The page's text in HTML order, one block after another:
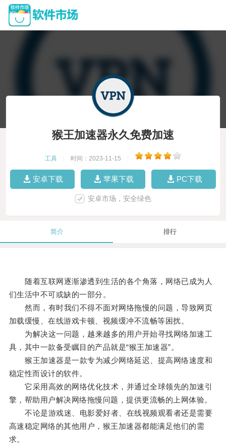
猴王加速器永久免费加速
工具 时间：2023-11-15
安卓下载 苹果下载 PC下载
安卓市场，安全绿色
简介 排行
随着互联网逐渐渗透到生活的各个角落，网络已成为人
们生活中不可或缺的一部分。
然而，有时我们不得不面对网络拖慢的问题，导致网页
加载缓慢、在线游戏卡顿、视频缓冲不流畅等困扰。
为解决这一问题，越来越多的用户开始寻找网络加速工
具，其中一款备受瞩目的产品就是“猴王加速器”。
猴王加速器是一款专为减少网络延迟、提高网络速度和
稳定性而设计的软件。
它采用高效的网络优化技术，并通过全球领先的加速引
擎，帮助用户解决网络拖慢问题，提供更流畅的上网体验。
不论是游戏迷、电影爱好者、在线视频观看者还是需要
高速稳定网络的其他用户，猴王加速器都能满足他们的需
求。